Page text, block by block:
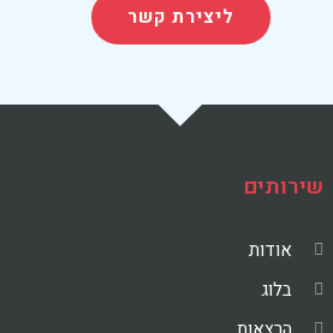
ליצירת קשר
שירותים
אודות
בלוג